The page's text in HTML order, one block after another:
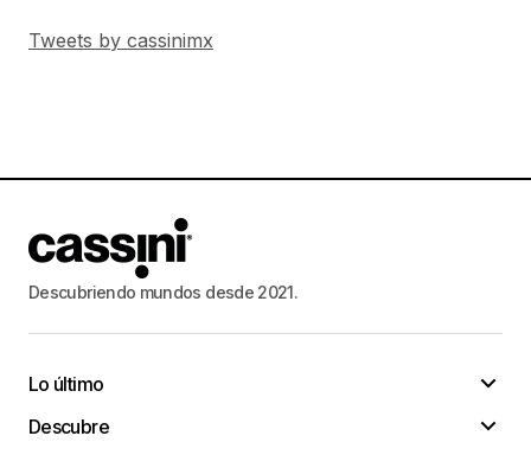
Tweets by cassinimx
Descubriendo mundos desde 2021.
Lo último
Descubre